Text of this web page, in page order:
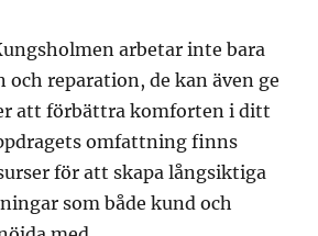
arbetar inte bara
reparation, de kan även ge
att förbättra komforten i ditt
omfattning finns
för att skapa långsiktiga
som både kund och